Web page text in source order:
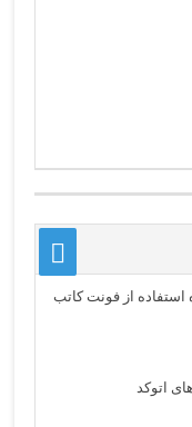
استفاده از فونت کاتب
اتوکد